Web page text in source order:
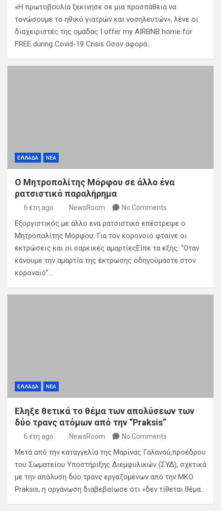
«Η πρωτοβουλία ξεκίνησε σε μια προσπάθεια να
τονώσουμε το ηθικό γιατρών και νοσηλευτών», λένε οι
διαχειριστές της ομάδας I offer my AIRBNB home for
FREE during Covid-19 Crisis Οσον αφορά…
ΕΛΛΑΔΑ ΝΕΑ
Ο Μητροπολίτης Μόρφου σε άλλο ένα
ρατσιστικό παραλήρημα
6 έτη ago NewsRoom No Comments
Εξοργιστικός με άλλο ενα ρατσιστικό επέστρεψε ο
Μητροπολίτης Μόρφου: Για τον κορονοϊό φταίνε οι
εκτρώσεις και οι σαρκικές αμαρτίεςΕίπε τα εξής: “Οταν
κάνουμε την αμαρτία της έκτρωσης οδηγούμαστε στον
κοροναϊό”…
ΕΛΛΑΔΑ ΝΕΑ
Εληξε θετικά το θέμα των απολύσεων των
δύο τρανς ατόμων από την “Praksis”
6 έτη ago NewsRoom No Comments
Μετά από την καταγγελία της Μαρίνας Γαλανού,προέδρου
του Σωματείου Υποστήριξης Διεμφυλικών (ΣΥΔ), σχετικά
με την απόλυση δύο τρανς εργαζομένων από την ΜΚΟ
Praksis, η οργάνωση διαβεβαίωσε ότι «δεν τίθεται θέμα…